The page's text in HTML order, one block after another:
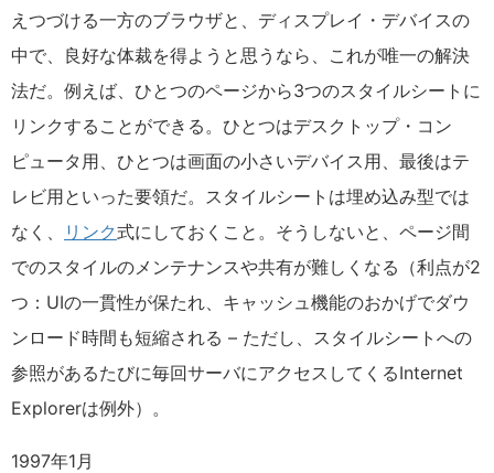
えつづける一方のブラウザと、ディスプレイ・デバイスの
中で、良好な体裁を得ようと思うなら、これが唯一の解決
法だ。例えば、ひとつのページから3つのスタイルシートに
リンクすることができる。ひとつはデスクトップ・コン
ピュータ用、ひとつは画面の小さいデバイス用、最後はテ
レビ用といった要領だ。スタイルシートは埋め込み型では
なく、
リンク式にしておくこと。そうしないと、ページ間
でのスタイルのメンテナンスや共有が難しくなる（利点が2
つ：UIの一貫性が保たれ、キャッシュ機能のおかげでダウ
ンロード時間も短縮される – ただし、スタイルシートへの
参照があるたびに毎回サーバにアクセスしてくるInternet
Explorerは例外）。
1997年1月